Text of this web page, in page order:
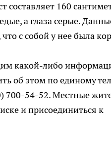
составляет 160
а глаза серые.
с собой у нее была
какой-либо
об этом по единому
700-54-52. Местные
и присоединиться к